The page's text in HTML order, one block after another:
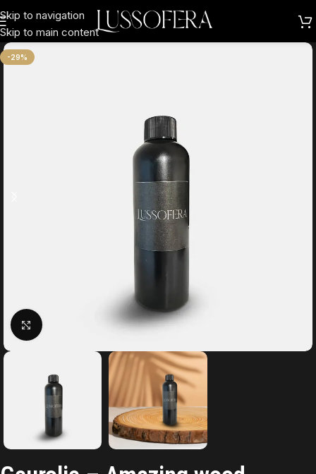
Skip to navigation
Skip to main content
-29%
Click to enlarge